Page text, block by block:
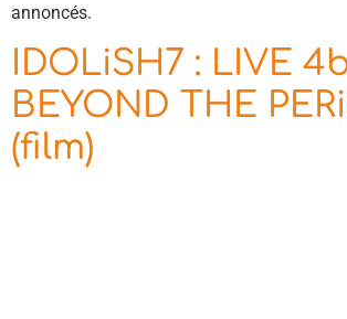
annoncés.
IDOLiSH7 : LIVE
BEYOND THE
(film)